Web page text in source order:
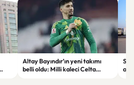
Altay Bayındır’ın yeni takımı
belli oldu: Milli kaleci Celta